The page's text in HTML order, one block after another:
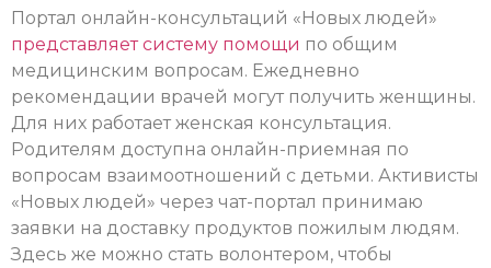
Портал онлайн-консультаций «Новых людей»
представляет систему помощи по общим
медицинским вопросам. Ежедневно
рекомендации врачей могут получить женщины.
Для них работает женская консультация.
Родителям доступна онлайн-приемная по
вопросам взаимоотношений с детьми. Активисты
«Новых людей» через чат-портал принимаю
заявки на доставку продуктов пожилым людям.
Здесь же можно стать волонтером, чтобы